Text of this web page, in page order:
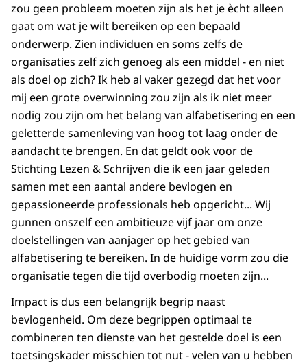
zou geen probleem moeten zijn als het je ècht alleen
gaat om wat je wilt bereiken op een bepaald
onderwerp. Zien individuen en soms zelfs de
organisaties zelf zich genoeg als een middel - en niet
als doel op zich? Ik heb al vaker gezegd dat het voor
mij een grote overwinning zou zijn als ik niet meer
nodig zou zijn om het belang van alfabetisering en een
geletterde samenleving van hoog tot laag onder de
aandacht te brengen. En dat geldt ook voor de
Stichting Lezen & Schrijven die ik een jaar geleden
samen met een aantal andere bevlogen en
gepassioneerde professionals heb opgericht... Wij
gunnen onszelf een ambitieuze vijf jaar om onze
doelstellingen van aanjager op het gebied van
alfabetisering te bereiken. In de huidige vorm zou die
organisatie tegen die tijd overbodig moeten zijn...
Impact is dus een belangrijk begrip naast
bevlogenheid. Om deze begrippen optimaal te
combineren ten dienste van het gestelde doel is een
toetsingskader misschien tot nut - velen van u hebben